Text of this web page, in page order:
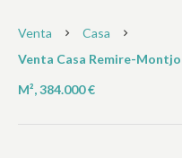
Venta
Casa
Venta Casa Remire-
M², 384.000 €